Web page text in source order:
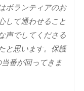
ボランティアのお
して通わせること
声でしてくださる
と思います。保護
番が回ってきま